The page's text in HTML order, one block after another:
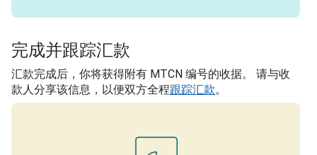
完成并跟踪汇款
汇款完成后，你将获得附有 MTCN 编号的收据。 请与收
款人分享该信息，以便双方全程跟踪汇款。